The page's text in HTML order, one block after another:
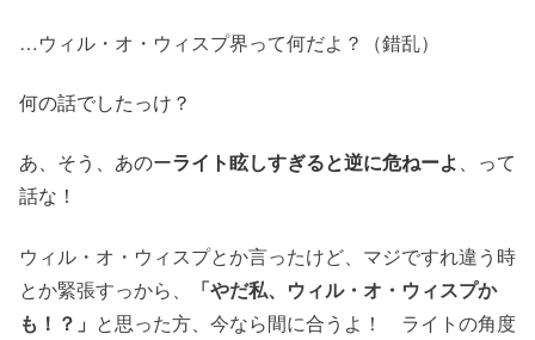
…ウィル・オ・ウィスプ界って何だよ？（錯乱）
何の話でしたっけ？
あ、そう、あのーライト眩しすぎると逆に危ねーよ 、って
話な！
ウィル・オ・ウィスプとか言ったけど、マジですれ違う時
とか緊張すっから、
「やだ私、ウィル・オ・ウィスプか
も！？」 と思った方、今なら間に合うよ！ ライトの角度